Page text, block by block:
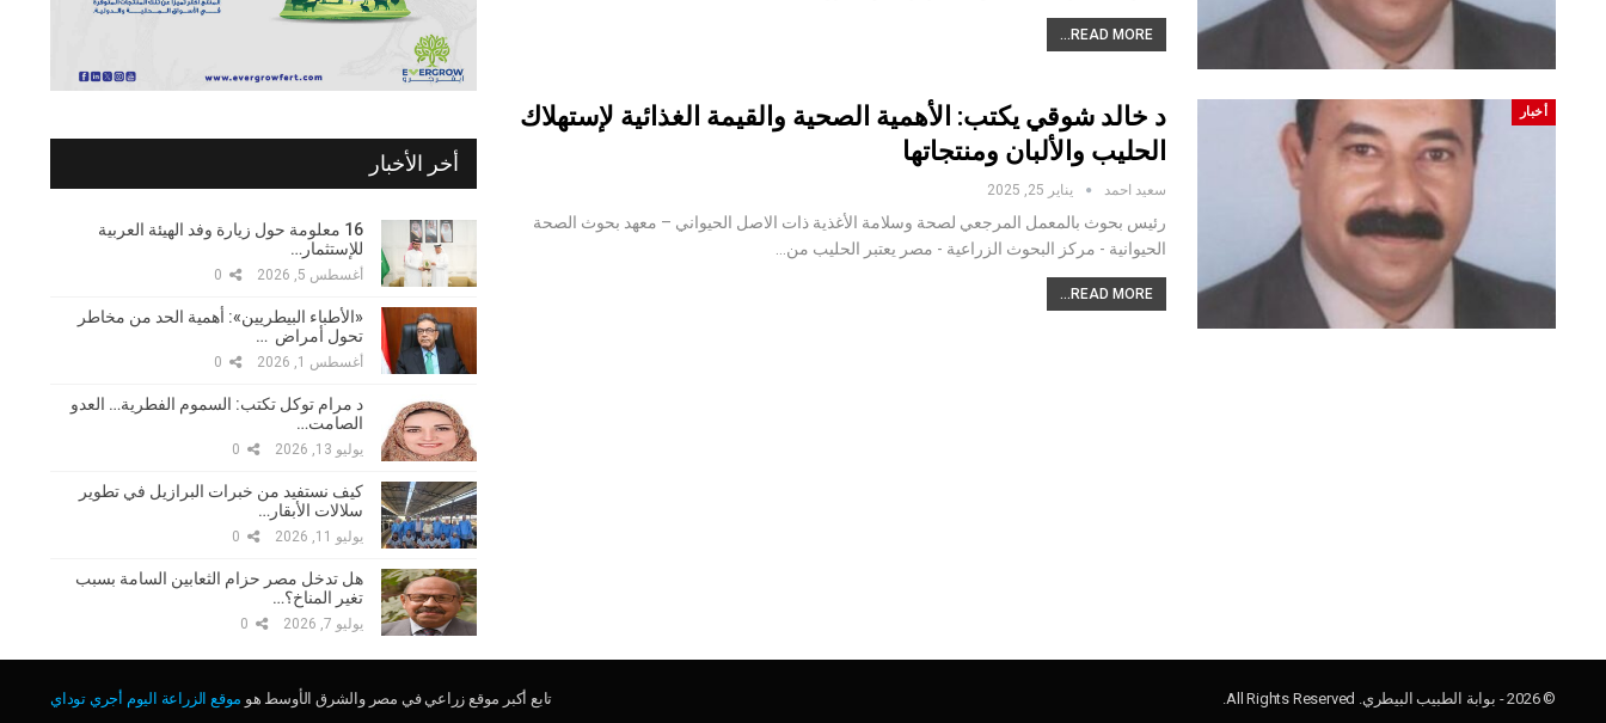
READ MORE...
أخبار
د خالد شوقي يكتب: الأهمية الصحية والقيمة الغذائية لإستهلاك
الحليب والألبان ومنتجاتها
سعيد احمد يناير 25, 2025
رئيس بحوث بالمعمل المرجعي لصحة وسلامة الأغذية ذات الاصل الحيواني – معهد بحوث الصحة
الحيوانية - مركز البحوث الزراعية - مصر يعتبر الحليب من…
READ MORE...
أخر الأخبار
16 معلومة حول زيارة وفد الهيئة العربية
للإستثمار…
أغسطس 5, 2026
«الأطباء البيطريين»: أهمية الحد من مخاطر
تحول أمراض …
أغسطس 1, 2026
د مرام توكل تكتب: السموم الفطرية… العدو
الصامت…
يوليو 13, 2026
كيف نستفيد من خبرات البرازيل في تطوير
سلالات الأبقار…
يوليو 11, 2026
هل تدخل مصر حزام الثعابين السامة بسبب
تغير المناخ؟…
يوليو 7, 2026
© 2026 - بوابة الطبيب البيطري. All Rights Reserved. تابع أكبر موقع زراعي في مصر والشرق الأوسط هو موقع الزراعة اليوم أجري توداي